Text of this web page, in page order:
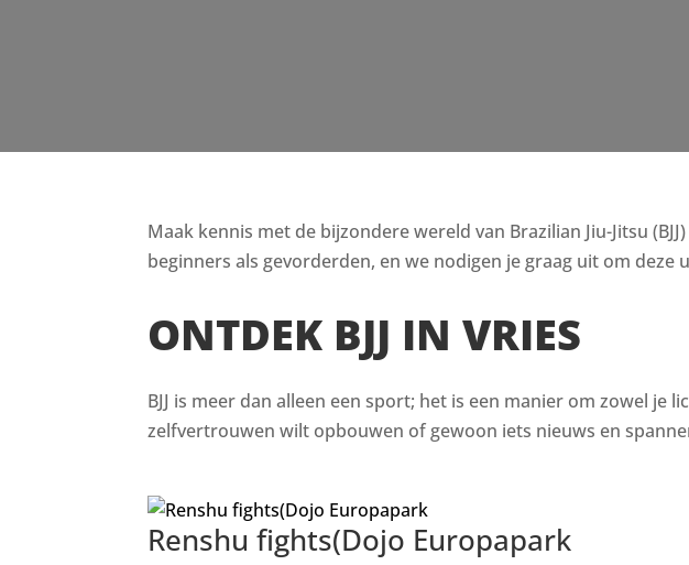
Maak kennis met de bijzondere wereld van Brazilian Jiu-Jitsu
beginners als gevorderden, en we nodigen je graag uit om deze
ONTDEK BJJ IN VRIES
BJJ is meer dan alleen een sport; het is een manier om zowel
zelfvertrouwen wilt opbouwen of gewoon iets nieuws en
Renshu fights(Dojo Europapark